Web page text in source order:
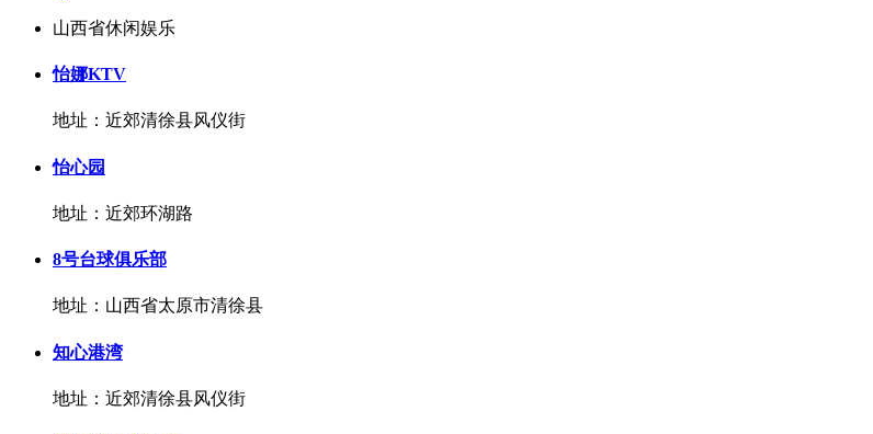
山西省休闲娱乐
怡娜KTV
地址：近郊清徐县风仪街
怡心园
地址：近郊环湖路
8号台球俱乐部
地址：山西省太原市清徐县
知心港湾
地址：近郊清徐县风仪街